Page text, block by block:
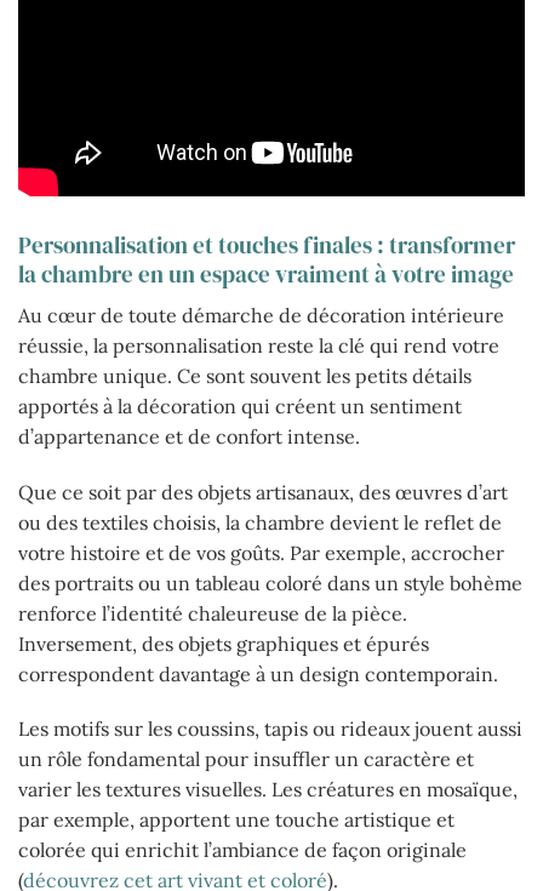
Personnalisation et touches finales : transformer
la chambre en un espace vraiment à votre image
Au cœur de toute démarche de décoration intérieure
réussie, la personnalisation reste la clé qui rend votre
chambre unique. Ce sont souvent les petits détails
apportés à la décoration qui créent un sentiment
d’appartenance et de confort intense.
Que ce soit par des objets artisanaux, des œuvres d’art
ou des textiles choisis, la chambre devient le reflet de
votre histoire et de vos goûts. Par exemple, accrocher
des portraits ou un tableau coloré dans un style bohème
renforce l’identité chaleureuse de la pièce.
Inversement, des objets graphiques et épurés
correspondent davantage à un design contemporain.
Les motifs sur les coussins, tapis ou rideaux jouent aussi
un rôle fondamental pour insuffler un caractère et
varier les textures visuelles. Les créatures en mosaïque,
par exemple, apportent une touche artistique et
colorée qui enrichit l’ambiance de façon originale
(découvrez cet art vivant et coloré).